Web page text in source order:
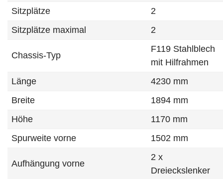
Sitzplätze
2
Sitzplätze maximal
2
Chassis-Typ
F119 Stahlblech
mit Hilfrahmen
Länge
4230 mm
Breite
1894 mm
Höhe
1170 mm
Spurweite vorne
1502 mm
Aufhängung vorne
2 x
Dreieckslenker